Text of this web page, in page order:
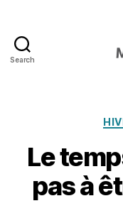
Search
Le
pas à